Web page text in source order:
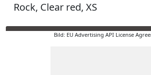
Rock, Clear red, XS
Bild: EU Advertising API License